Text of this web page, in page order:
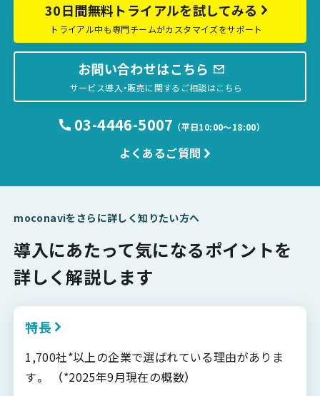
30日間無料トライアルを試してみる
トライアル中も専門チームがカスタマイズをサポート
お問い合わせはこちら
サービス導入・販売に関するご相談はこちら
03-4446-5007 （平日10:00〜18:00）
よくあるご質問
moconaviをさらに詳しく知りたい方へ
導入にあたって気になるポイントを
詳しく解説します
特長
1,700社*以上の企業で選ばれている理由がありま
す。 （*2025年9月現在の概数）